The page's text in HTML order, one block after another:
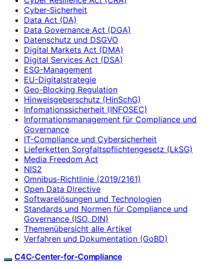
Cyber-Sicherheit
Data Act (DA)
Data Governance Act (DGA)
Datenschutz und DSGVO
Digital Markets Act (DMA)
Digital Services Act (DSA)
ESG-Management
EU-Digitalstrategie
Geo-Blocking Regulation
Hinweisgeberschutz (HinSchG)
Infomationssicherheit (INFOSEC)
Informationsmanagement für Compliance und
Governance
IT-Compliance und Cybersicherheit
Lieferketten Sorgfaltspflichtengesetz (LkSG)
Media Freedom Act
NIS2
Omnibus-Richtlinie (2019/2161)
Open Data Directive
Softwarelösungen und Technologien
Standards und Normen für Compliance und
Governance (ISO, DIN)
Themenübersicht alle Artikel
Verfahren und Dokumentation (GoBD)
C4C-Center-for-Compliance